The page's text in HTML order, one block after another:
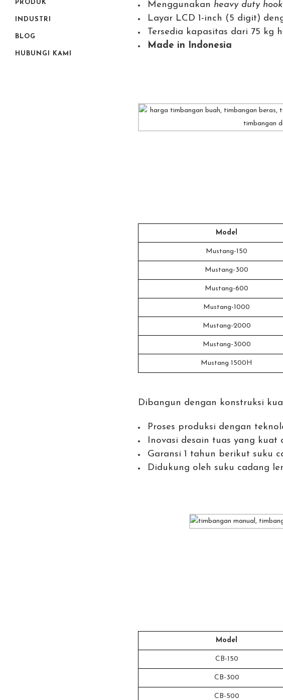
PRODUK
INDUSTRI
BLOG
HUBUNGI KAMI
Menggunakan heavy duty hook
Layar LCD 1-inch (5 digit)
Tersedia kapasitas dari 75 kg
Made in Indonesia
Model
Mustang-150
Mustang-300
Mustang-600
Mustang-1000
Mustang-2000
Mustang-3000
Mustang 1500H
Dibangun dengan konstruksi
Proses produksi dengan
Inovasi desain tuas yang kuat
Garansi 1 tahun berikut suku
Didukung oleh suku cadang
Model
CB-150
CB-300
CB-500